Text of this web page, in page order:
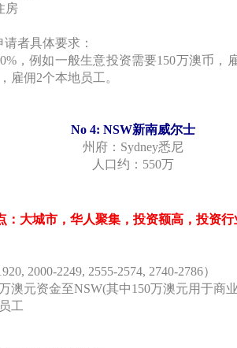
房
者具体要求：
，例如一般生意投资需要150万澳币，
雇佣2个本地员工。
No 4: NSW新南威尔士
州府：Sydney悉尼
人口约：550万
：大城市，华人聚集，投资额高，投资行
2000-2249, 2555-2574, 2740-2786）
澳元资金至NSW(其中150万澳元用于商
工